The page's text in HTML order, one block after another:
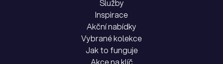
Služby
Inspirace
Akční nabídky
Vybrané kolekce
Jak to funguje